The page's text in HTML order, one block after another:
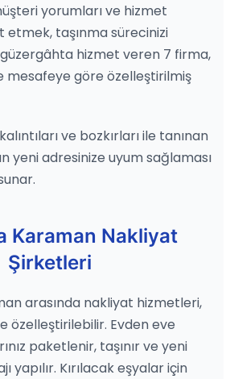
yorumları ve hizmet
etmek, taşınma sürecinizi
hizmet veren 7 firma,
mesafeye göre özelleştirilmiş
ve bozkırları ile tanınan
yeni adresinize uyum sağlaması
Karaman Nakliyat
Şirketleri
arasında nakliyat hizmetleri,
özelleştirilebilir. Evden eve
paketlenir, taşınır ve yeni
yapılır. Kırılacak eşyalar için